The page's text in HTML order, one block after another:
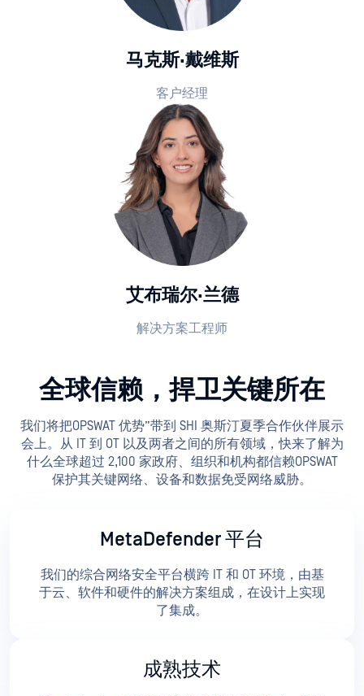
马克斯·戴维斯
客户经理
艾布瑞尔·兰德
解决方案工程师
全球信赖，捍卫关键所在
我们将把OPSWAT 优势”带到 SHI 奥斯汀夏季合作伙伴展示
会上。从 IT 到 OT 以及两者之间的所有领域，快来了解为
什么全球超过 2,100 家政府、组织和机构都信赖OPSWAT
保护其关键网络、设备和数据免受网络威胁。
MetaDefender 平台
我们的综合网络安全平台横跨 IT 和 OT 环境，由基
于云、软件和硬件的解决方案组成，在设计上实现
了集成。
成熟技术